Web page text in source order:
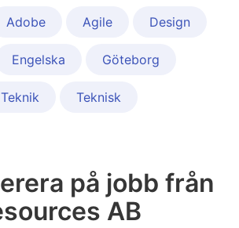
Adobe Agile Design
Engelska Göteborg
Teknik Teknisk
på jobb från
AB